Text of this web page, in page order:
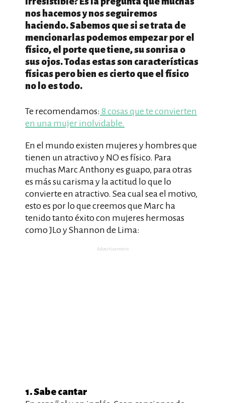
nos hacemos y nos seguiremos
haciendo. Sabemos que si se trata de
mencionarlas podemos empezar por el
físico, el porte que tiene, su sonrisa o
sus ojos. Todas estas son características
físicas pero bien es cierto que el físico
no lo es todo.
Te recomendamos: 8 cosas que te convierten
en una mujer inolvidable.
En el mundo existen mujeres y hombres que
tienen un atractivo y NO es físico. Para
muchas Marc Anthony es guapo, para otras
es más su carisma y la actitud lo que lo
convierte en atractivo. Sea cual sea el motivo,
esto es por lo que creemos que Marc ha
tenido tanto éxito con mujeres hermosas
como JLo y Shannon de Lima:
Advertisement
1. Sabe cantar